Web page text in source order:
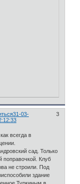
3
31-03-
всегда в
сад. Только
поправочкой. Клуб
не строили. Под
здание